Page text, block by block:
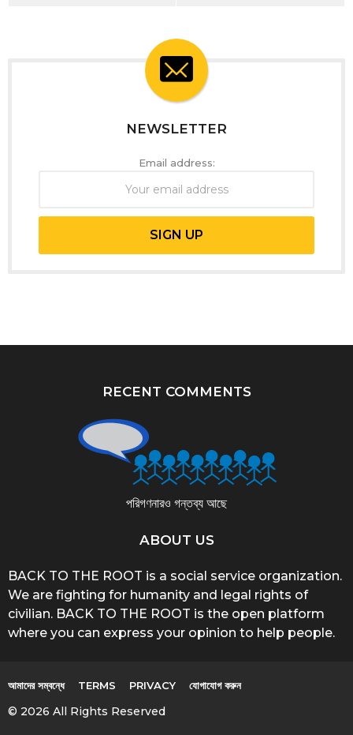
NEWSLETTER
Email address:
RECENT COMMENTS
পরিগণনারও গন্তব্য আছে
ABOUT US
BACK TO THE ROOT is a social service organization.
We are fighting for humanity and legal rights of
civilian. BACK TO THE ROOT is the open platform
where you can express your opinion to help people.
আমাদের সম্বন্ধে TERMS PRIVACY যোগাযোগ করুন
© 2026 All Rights Reserved